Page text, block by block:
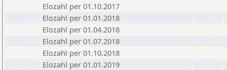
Elozahl per 01.10.2017
Elozahl per 01.01.2018
Elozahl per 01.04.2018
Elozahl per 01.07.2018
Elozahl per 01.10.2018
Elozahl per 01.01.2019